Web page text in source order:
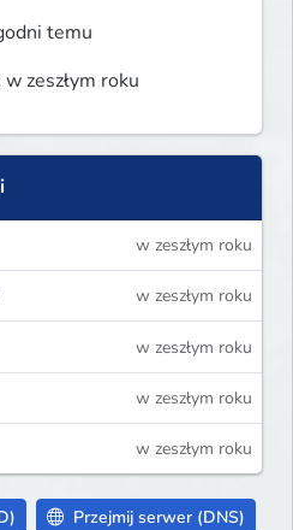
temu
w zeszłym roku
w zeszłym roku
w zeszłym roku
w zeszłym roku
w zeszłym roku
w zeszłym roku
Przejmij serwer (DNS)